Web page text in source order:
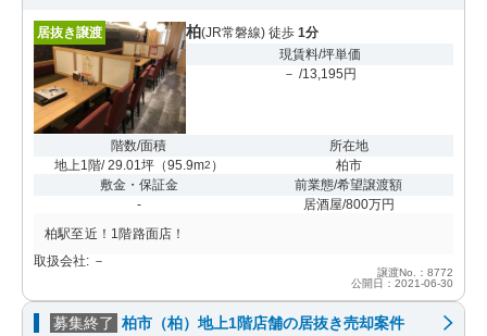
居抜き譲渡 柏(JR常磐線) 徒歩 1分
現賃料/坪単価
－ /13,195円
階数/面積
地上1階/ 29.01坪（95.9m2 ）
所在地
柏市
敷金・保証金
-
前業態/希望譲渡額
居酒屋/800万円
柏駅至近！1階路面店！
取扱会社: －
譲渡No.：8772
公開日：2021-06-30
募集終了 柏市（柏）地上1階店舗の居抜き売却案件